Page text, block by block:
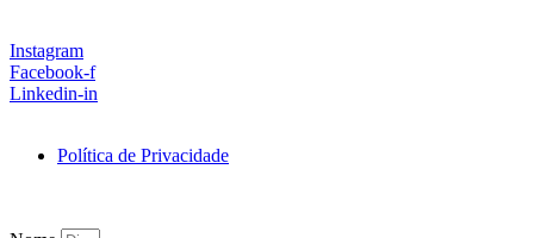
Instagram
Facebook-f
Linkedin-in
Política de Privacidade